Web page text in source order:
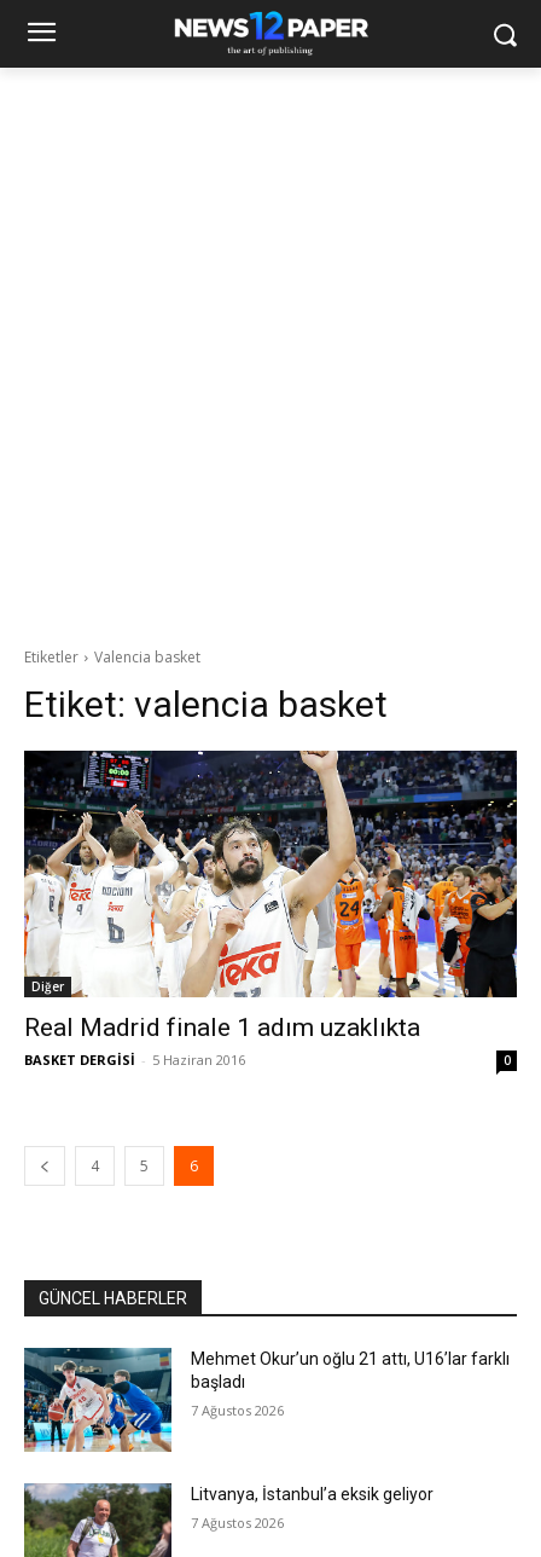
Etiketler Valencia basket
Etiket: valencia basket
Diğer
Real Madrid finale 1 adım uzaklıkta
BASKET DERGİSİ - 5 Haziran 2016 0
4 5 6
GÜNCEL HABERLER
Mehmet Okur’un oğlu 21 attı, U16’lar farklı
başladı
7 Ağustos 2026
Litvanya, İstanbul’a eksik geliyor
7 Ağustos 2026